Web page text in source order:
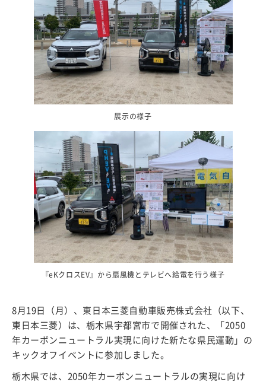
展示の様子
『eKクロスEV』から扇風機とテレビへ給電を行う様子
8月19日（月）、東日本三菱自動車販売株式会社（以下、
東日本三菱）は、栃木県宇都宮市で開催された、「2050
年カーボンニュートラル実現に向けた新たな県民運動」の
キックオフイベントに参加しました。
栃木県では、2050年カーボンニュートラルの実現に向け